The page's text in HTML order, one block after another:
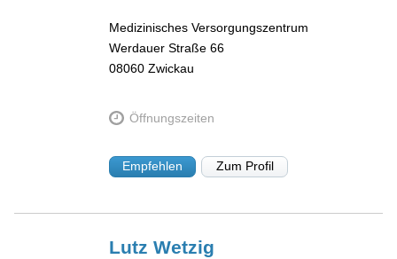
Medizinisches Versorgungszentrum
Werdauer Straße 66
08060 Zwickau
Öffnungszeiten
Empfehlen Zum Profil
LutzWetzig